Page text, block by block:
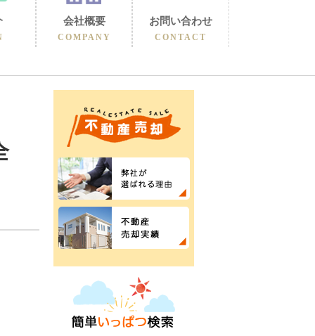
会社概要
COMPANY
お問い合わせ
CONTACT